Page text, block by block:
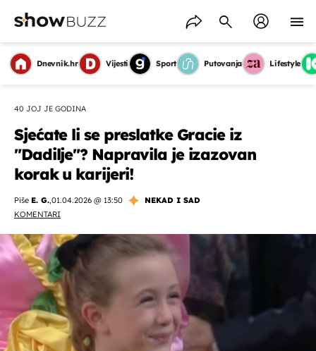
Dnevnik.hr Vijesti Sport Putovanja Lifestyle
40 JOJ JE GODINA
Sjećate li se preslatke Gracie iz
"Dadilje"? Napravila je izazovan
korak u karijeri!
Piše E. G.,01.04.2026 @ 13:50
NEKAD I SAD
KOMENTARI
OMOGUĆI OBAVIJESTI